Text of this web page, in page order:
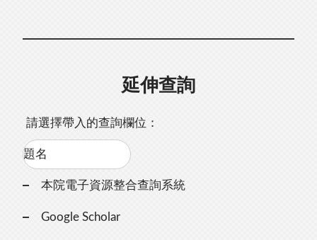
延伸查詢
請選擇帶入的查詢欄位：
本院電子資源整合查詢系統
Google Scholar